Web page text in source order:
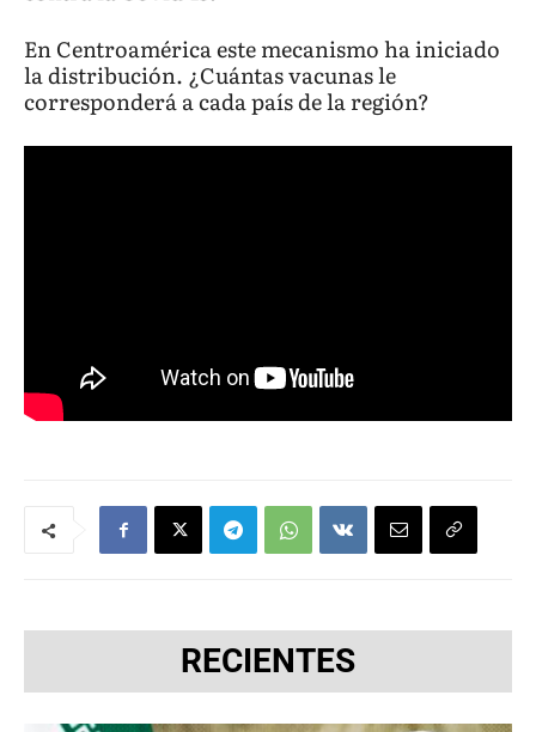
En Centroamérica este mecanismo ha iniciado
la distribución. ¿Cuántas vacunas le
corresponderá a cada país de la región?
RECIENTES